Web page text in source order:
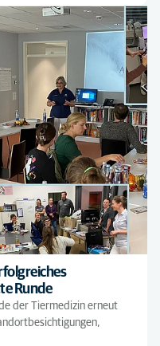
Runde
der Tiermedizin erneut